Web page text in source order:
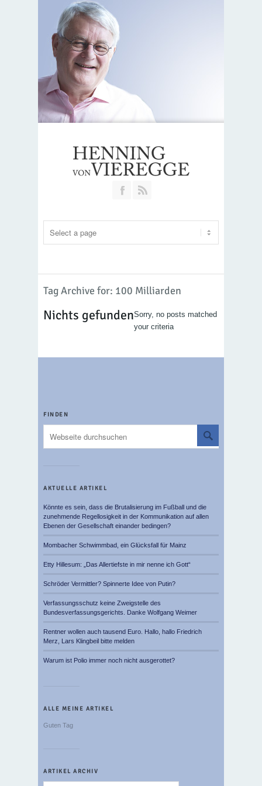
Join our Facebook Group
Tag Archive for: 100 Milliarden
Nichts gefundenSorry, no posts matched
your criteria
FINDEN
AKTUELLE ARTIKEL
Könnte es sein, dass die Brutalisierung im Fußball und die
zunehmende Regellosigkeit in der Kommunikation auf allen
Ebenen der Gesellschaft einander bedingen?
Mombacher Schwimmbad, ein Glücksfall für Mainz
Etty Hillesum: „Das Allertiefste in mir nenne ich Gott“
Schröder Vermittler? Spinnerte Idee von Putin?
Verfassungsschutz keine Zweigstelle des
Bundesverfassungsgerichts. Danke Wolfgang Weimer
Rentner wollen auch tausend Euro. Hallo, hallo Friedrich
Merz, Lars Klingbeil bitte melden
Warum ist Polio immer noch nicht ausgerottet?
ALLE MEINE ARTIKEL
Guten Tag
ARTIKEL ARCHIV